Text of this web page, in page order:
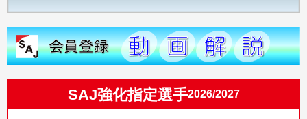
SAJ強化指定選手2026/2027